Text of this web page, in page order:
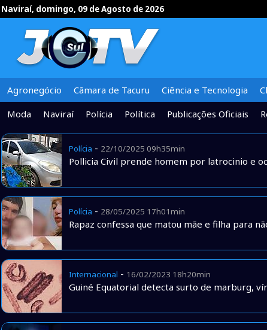
Naviraí, domingo, 09 de Agosto de 2026
Agronegócio Câmara de Tacuru Ciência e Tecnologia
Moda
Naviraí Polícia Política Publicações Oficiais
Polícia - 22/10/2025 09h35min
Pollicia Civil prende homem por latrocinio e
Polícia - 28/05/2025 17h01min
Rapaz confessa que matou mãe e filha para
Internacional - 16/02/2023 18h20min
Guiné Equatorial detecta surto de marburg,